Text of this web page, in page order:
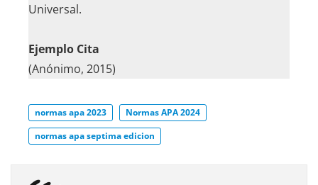
Universal.
Ejemplo Cita
(Anónimo, 2015)
normas apa 2023
Normas APA 2024
normas apa septima edicion